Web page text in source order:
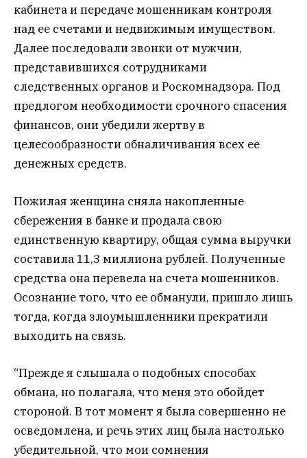
кабинета и передаче мошенникам контроля
над ее счетами и недвижимым имуществом.
Далее последовали звонки от мужчин,
представившихся сотрудниками
следственных органов и Роскомнадзора. Под
предлогом необходимости срочного спасения
финансов, они убедили жертву в
целесообразности обналичивания всех ее
денежных средств.
Пожилая женщина сняла накопленные
сбережения в банке и продала свою
единственную квартиру, общая сумма выручки
составила 11,3 миллиона рублей. Полученные
средства она перевела на счета мошенников.
Осознание того, что ее обманули, пришло лишь
тогда, когда злоумышленники прекратили
выходить на связь.
“Прежде я слышала о подобных способах
обмана, но полагала, что меня это обойдет
стороной. В тот момент я была совершенно не
осведомлена, и речь этих лиц была настолько
убедительной, что мои сомнения